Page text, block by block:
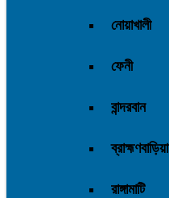
নোয়াখালী
ফেনী
বান্দরবান
ব্রাহ্মণবাড়িয়া
রাঙ্গামাটি